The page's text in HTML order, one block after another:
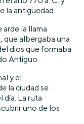
la antigüedad.
la llama
que albergaba una
dios que formaba
Antiguo.
y el
la ciudad se
día. La ruta
uno de los